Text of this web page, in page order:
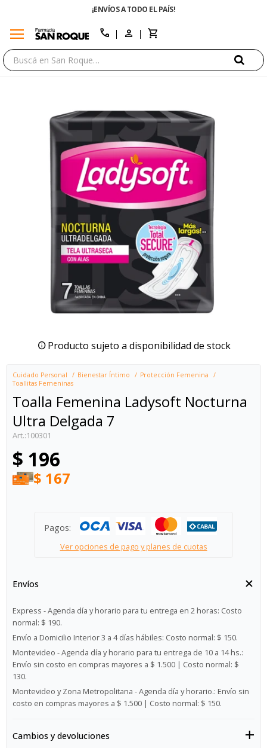
¡ENVÍOS A TODO EL PAÍS!
menu call
Producto sujeto a disponibilidad de stock
Cuidado Personal Bienestar Íntimo
Protección Femenina
Toallitas Femeninas
Toalla Femenina Ladysoft Nocturna
Ultra Delgada 7
100301
$ 196
$ 167
Pagos:
Ver opciones de pago y planes de cuotas
Envíos
Express - Agenda día y horario para tu entrega en 2 horas: Costo
normal: $ 190.
Envío a Domicilio Interior 3 a 4 días hábiles: Costo normal: $ 150.
Montevideo - Agenda día y horario para tu entrega de 10 a 14 hs.:
Envío sin costo en compras mayores a $ 1.500 | Costo normal: $
130.
Montevideo y Zona Metropolitana - Agenda día y horario.: Envío sin
costo en compras mayores a $ 1.500 | Costo normal: $ 150.
Cambios y devoluciones
close